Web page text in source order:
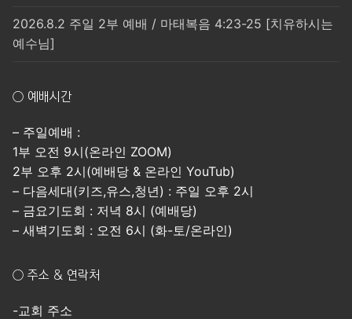
2026.8.2 주일 2부 예배 / 마태복음 4:23-25 [치유하시는
예수님]
○ 예배시간
– 주일예배 :
1부 오전 9시(온라인 ZOOM)
2부 오후 2시(예배당 & 온라인 YouTub)
– 다음세대(키즈,유스,청년) : 주일 오후 2시
– 금요기도회 : 저녁 8시 (예배당)
– 새벽기도회 : 오전 6시 (화-토/온라인)
○ 주소 & 연락처
-교회 주소